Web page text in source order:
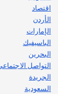
اقتصاد
الأردن
الإمارات
الباسيفيك
البحرين
التواصل
الجريدة
السعودية